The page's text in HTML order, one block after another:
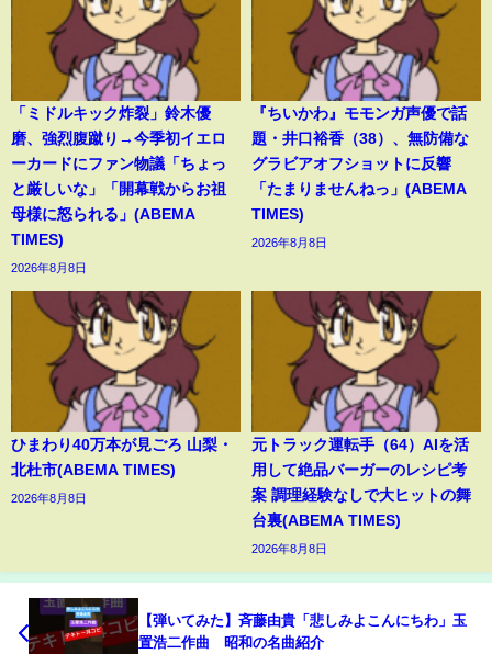
「ミドルキック炸裂」鈴木優
磨、強烈腹蹴り→今季初イエロ
ーカードにファン物議「ちょっ
と厳しいな」「開幕戦からお祖
母様に怒られる」(ABEMA
TIMES)
2026年8月8日
『ちいかわ』モモンガ声優で話
題・井口裕香（38）、無防備な
グラビアオフショットに反響
「たまりませんねっ」(ABEMA
TIMES)
2026年8月8日
ひまわり40万本が見ごろ 山梨・
北杜市(ABEMA TIMES)
2026年8月8日
元トラック運転手（64）AIを活
用して絶品バーガーのレシピ考
案 調理経験なしで大ヒットの舞
台裏(ABEMA TIMES)
2026年8月8日
【弾いてみた】斉藤由貴「悲しみよこんにちわ」玉
置浩二作曲 昭和の名曲紹介